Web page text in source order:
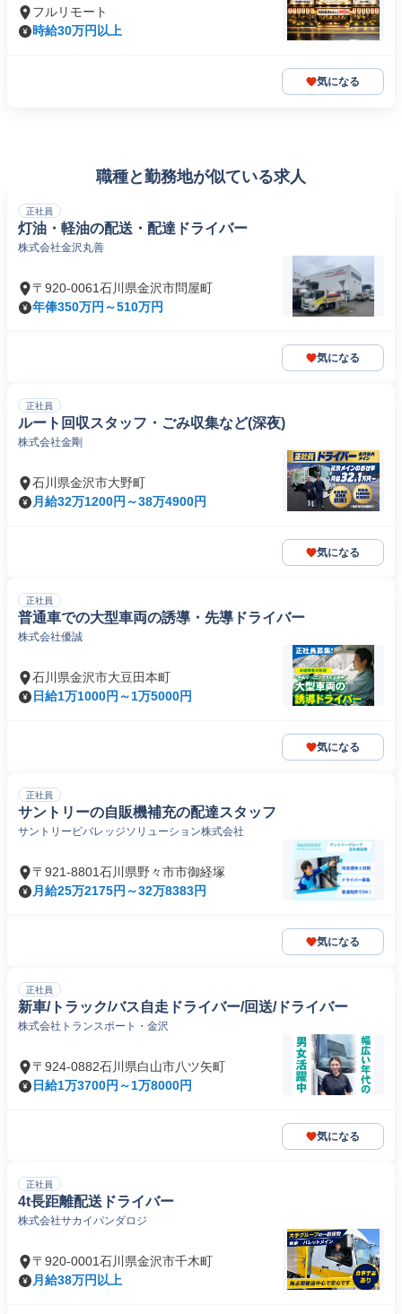
フルリモート
時給30万円以上
気になる
職種と勤務地が似ている求人
正社員
灯油・軽油の配送・配達ドライバー
株式会社金沢丸善
〒920-0061石川県金沢市問屋町
年俸350万円～510万円
気になる
正社員
ルート回収スタッフ・ごみ収集など(深夜)
株式会社金剛
石川県金沢市大野町
月給32万1200円～38万4900円
気になる
正社員
普通車での大型車両の誘導・先導ドライバー
株式会社優誠
石川県金沢市大豆田本町
日給1万1000円～1万5000円
気になる
正社員
サントリーの自販機補充の配達スタッフ
サントリービバレッジソリューション株式会社
〒921-8801石川県野々市市御経塚
月給25万2175円～32万8383円
気になる
正社員
新車/トラック/バス自走ドライバー/回送/ドライバー
株式会社トランスポート・金沢
〒924-0882石川県白山市八ツ矢町
日給1万3700円～1万8000円
気になる
正社員
4t長距離配送ドライバー
株式会社サカイパンダロジ
〒920-0001石川県金沢市千木町
月給38万円以上